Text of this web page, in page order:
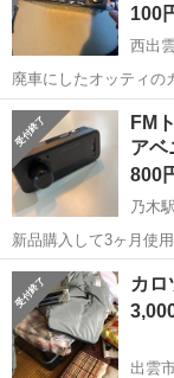
100
西出
廃車にしたオッティの
に動作してました 金
17:00まで 場合によっ
島根 出雲市
FM
アベ
800
乃木駅
新品購入して3ヶ月使
品します。 目立った
やAUXケーブルは付属しません。 FMトランス
(ジャパンアベ...
島根 松江市
カロ
出雲